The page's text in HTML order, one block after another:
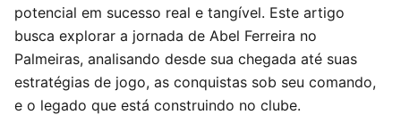
potencial em sucesso real e tangível. Este artigo
busca explorar a jornada de Abel Ferreira no
Palmeiras, analisando desde sua chegada até suas
estratégias de jogo, as conquistas sob seu comando,
e o legado que está construindo no clube.